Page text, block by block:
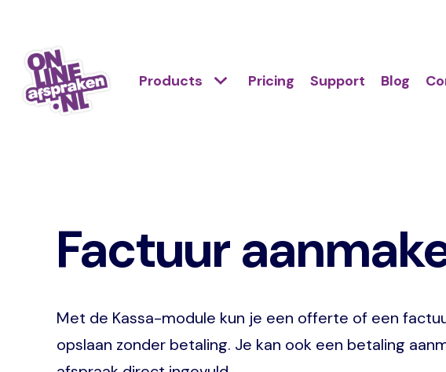
main
content
links
Hoofdnavigatie
Primair
Products Pricing Support Blog
Factuur
Met de Kassa-module kun je een offerte of een
opslaan zonder betaling. Je kan ook een betaling